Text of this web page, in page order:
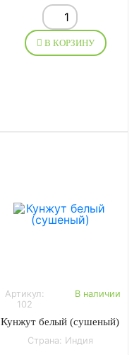
В КОРЗИНУ
Артикул:
102
В наличии
Кунжут белый (сушеный)
Страна: Индия